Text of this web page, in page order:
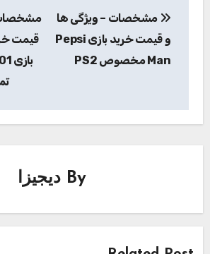
نوشته
مشخصات – ویژگی ها
و قیمت خرید بازی Pepsi
Man مخصوص PS2
مشخصات
قیمت
By دیجیزا